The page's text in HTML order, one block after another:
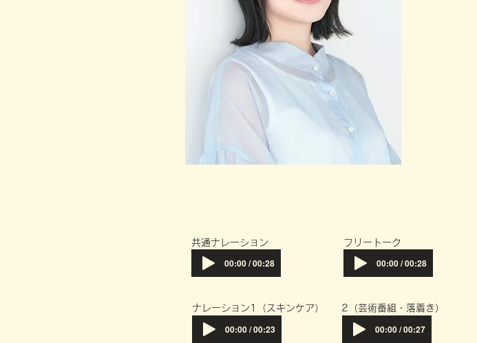
共通ナレーション
00:00 / 00:28
フリートーク
00:00 / 00:28
​ナレーション1（スキンケア） ​2（芸術番組・落着き）
00:00 / 00:23 00:00 / 00:27